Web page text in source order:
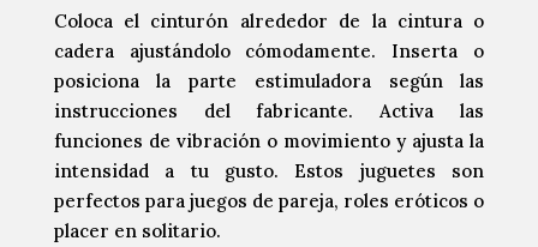
Coloca el cinturón alrededor de la cintura o
cadera ajustándolo cómodamente. Inserta o
posiciona la parte estimuladora según las
instrucciones del fabricante. Activa las
funciones de vibración o movimiento y ajusta la
intensidad a tu gusto. Estos juguetes son
perfectos para juegos de pareja, roles eróticos o
placer en solitario.